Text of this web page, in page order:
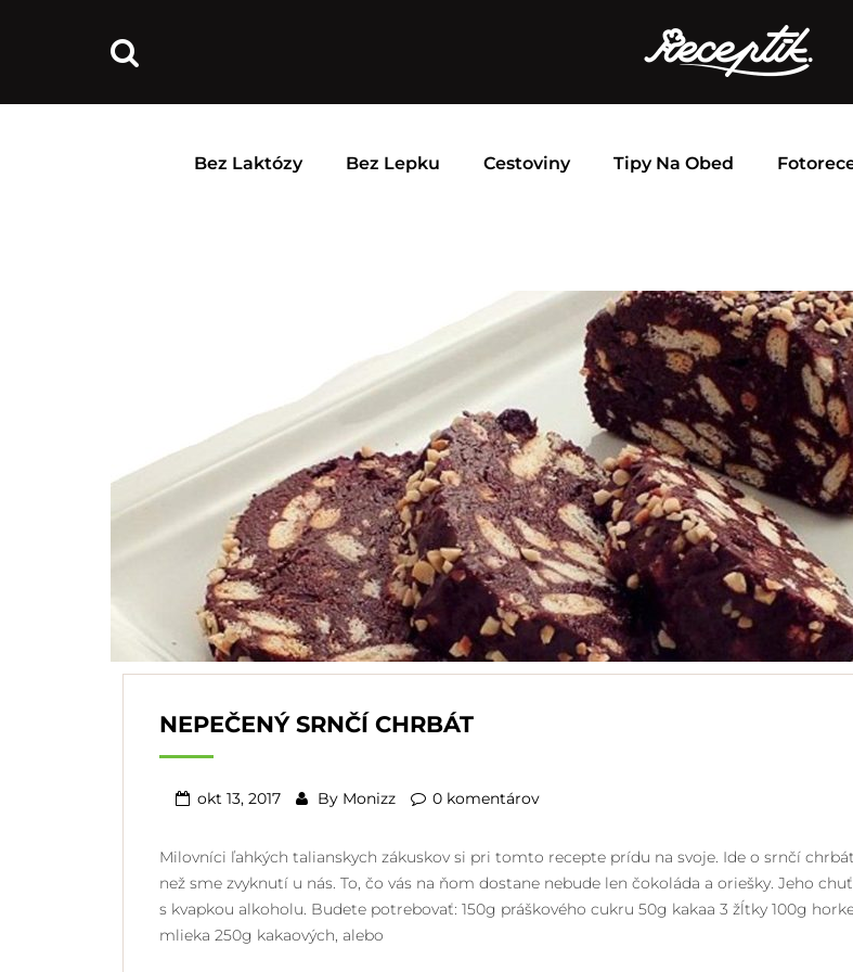
Bez Laktózy Bez Lepku Cestoviny Tipy Na Obed
NEPEČENÝ SRNČÍ CHRBÁT
okt 13, 2017 By Monizz 0 komentárov
Milovníci ľahkých talianskych zákuskov si pri tomto recepte prídu na svoje. Ide o srnčí
než sme zvyknutí u nás. To, čo vás na ňom dostane nebude len čokoláda a oriešky. Jeho
s kvapkou alkoholu. Budete potrebovať: 150g práškového cukru 50g kakaa 3 žĺtky 100g
mlieka 250g kakaových, alebo